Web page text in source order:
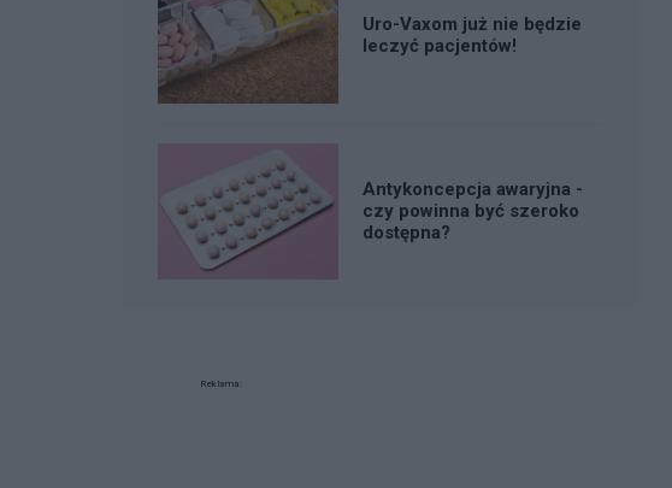
Uro-Vaxom już nie będzie
leczyć pacjentów!
Antykoncepcja awaryjna -
czy powinna być szeroko
dostępna?
Reklama: